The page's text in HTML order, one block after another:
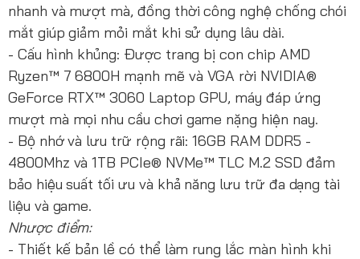
nhanh và mượt mà, đồng thời công nghệ chống chói
mắt giúp giảm mỏi mắt khi sử dụng lâu dài.
- Cấu hình khủng: Được trang bị con chip AMD
Ryzen™ 7 6800H mạnh mẽ và VGA rời NVIDIA®
GeForce RTX™ 3060 Laptop GPU, máy đáp ứng
mượt mà mọi nhu cầu chơi game nặng hiện nay.
- Bộ nhớ và lưu trữ rộng rãi: 16GB RAM DDR5 -
4800Mhz và 1TB PCIe® NVMe™ TLC M.2 SSD đảm
bảo hiệu suất tối ưu và khả năng lưu trữ đa dạng tài
liệu và game.
Nhược điểm:
- Thiết kế bản lề có thể làm rung lắc màn hình khi